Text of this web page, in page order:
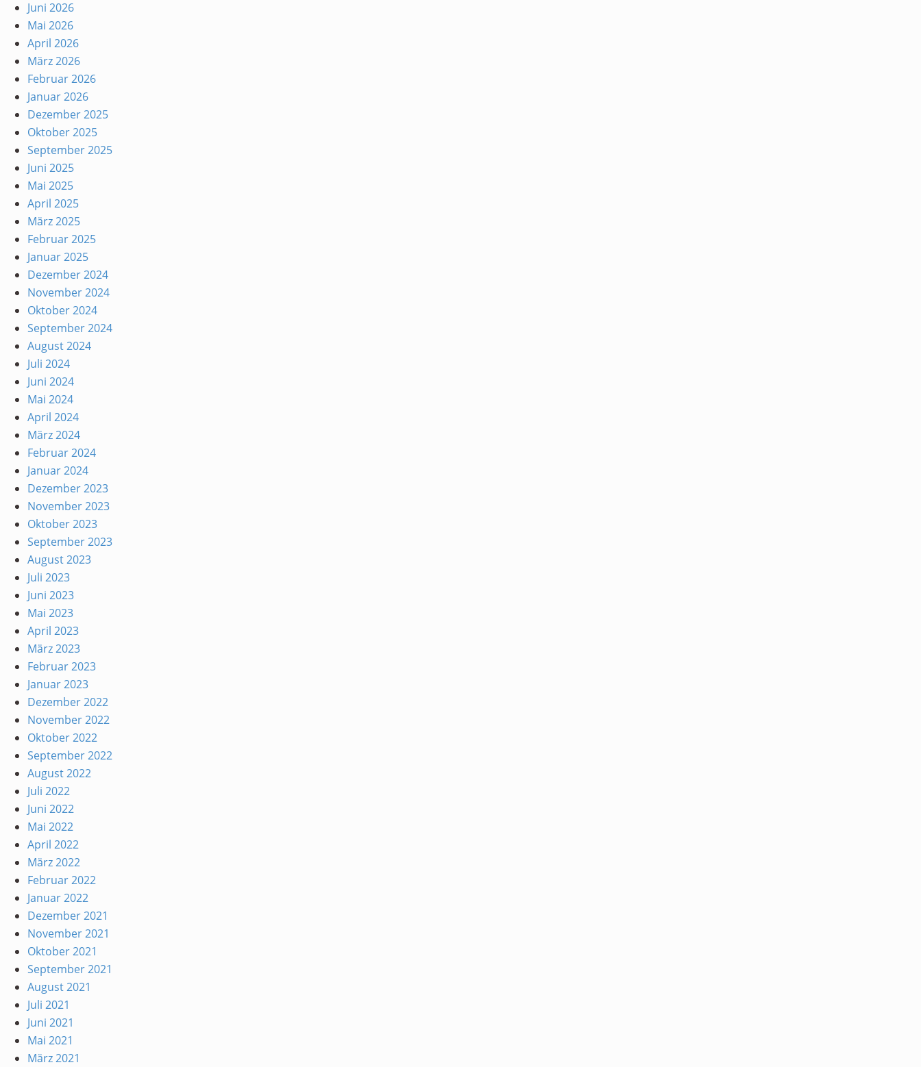
Juni 2026
Mai 2026
April 2026
März 2026
Februar 2026
Januar 2026
Dezember 2025
Oktober 2025
September 2025
Juni 2025
Mai 2025
April 2025
März 2025
Februar 2025
Januar 2025
Dezember 2024
November 2024
Oktober 2024
September 2024
August 2024
Juli 2024
Juni 2024
Mai 2024
April 2024
März 2024
Februar 2024
Januar 2024
Dezember 2023
November 2023
Oktober 2023
September 2023
August 2023
Juli 2023
Juni 2023
Mai 2023
April 2023
März 2023
Februar 2023
Januar 2023
Dezember 2022
November 2022
Oktober 2022
September 2022
August 2022
Juli 2022
Juni 2022
Mai 2022
April 2022
März 2022
Februar 2022
Januar 2022
Dezember 2021
November 2021
Oktober 2021
September 2021
August 2021
Juli 2021
Juni 2021
Mai 2021
März 2021